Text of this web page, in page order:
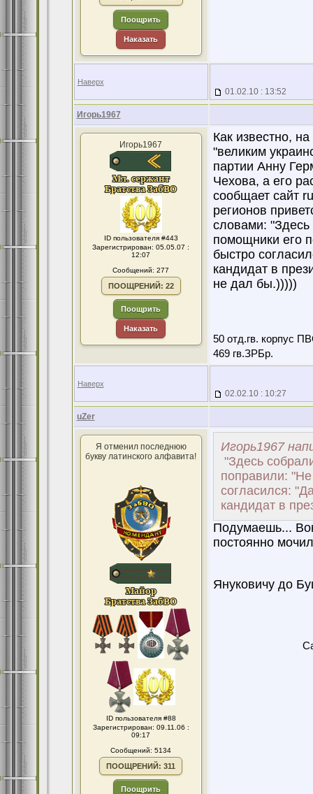
Поощрить
Наказать
Наверх
01.02.10 : 13:52
Игорь1967
Игорь1967
ID пользователя #443
Зарегистрирован: 05.05.07 :
12:07
Сообщений: 277
ПООЩРЕНИЙ: 22
Поощрить
Наказать
Как известно,
"великим
партии Анну
Чехова, а его
сообщает сайт
регионов
словами: "Здесь
помощники его
быстро
кандидат в
не дал бы.)))))
50 отд.гв. корпус
469 гв.ЗРБр.
Наверх
02.02.10 : 10:27
uZer
Я отменил последнюю
букву латинского алфавита!
ID пользователя #88
Зарегистрирован: 09.11.06 :
09:17
Сообщений: 5134
ПООЩРЕНИЙ: 311
Поощрить
Игорь1967
"Здесь
поправили:
согласился:
кандидат в
Подумаешь...
постоянно
Януковичу до